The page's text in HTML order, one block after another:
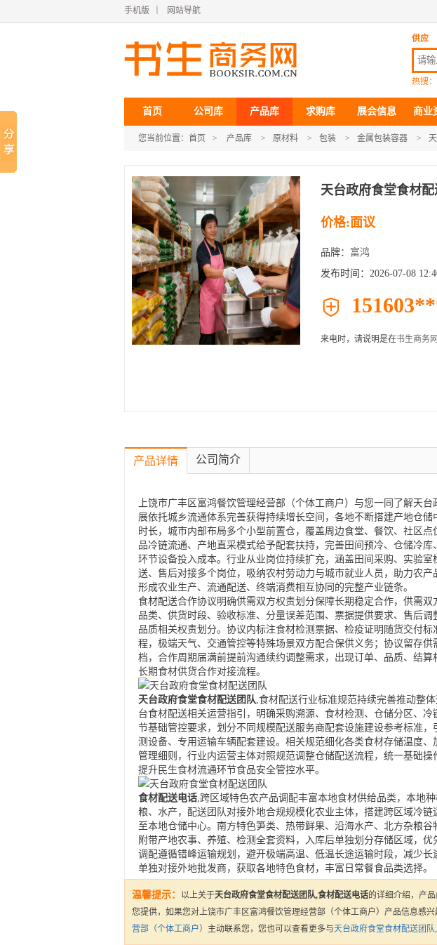
手机版 网站导航
供应
热搜：
首页 公司库 产品库 求购库 展会信息 商业
您当前位置： 首页 > 产品库 > 原材料 > 包装 > 金属包装容器 >
天台政府食堂食材
价格:面议
品牌： 富鸿
发布时间：2026-07-08

来电时，请说明是在书生商务网
产品详情 公司简介
上饶市广丰区富鸿餐饮管理经营部（个体工商户）与您一同了解天
展依托城乡流通体系完善获得持续增长空间，各地不断搭建产地仓
时长，城市内部布局多个小型前置仓，覆盖周边食堂、餐饮、社区
品冷链流通、产地直采模式给予配套扶持，完善田间预冷、仓储冷
环节设备投入成本。行业从业岗位持续扩充，涵盖田间采购、实验
送、售后对接多个岗位，吸纳农村劳动力与城市就业人员，助力农产
形成农业生产、流通配送、终端消费相互协同的完整产业链条。
食材配送合作协议明确供需双方权责划分保障长期稳定合作，供需
品类、供货时段、验收标准、分量误差范围、票据提供要求、售后
品质相关权责划分。协议内标注食材检测票据、检疫证明随货交付
程，极端天气、交通管控等特殊场景双方配合保供义务；协议留存
档，合作周期届满前提前沟通续约调整需求，出现订单、品质、结
长期食材供货合作对接流程。
天台政府食堂食材配送团队,食材配送行业标准规范持续完善推动整
台食材配送相关运营指引，明确采购溯源、食材检测、仓储分区、
节基础管控要求，划分不同规模配送服务商配套设施建设参考标准
测设备、专用运输车辆配套建设。相关规范细化各类食材存储温度
管理细则，行业内运营主体对照规范调整仓储配送流程，统一基础
提升民生食材流通环节食品安全管控水平。
食材配送电话,跨区域特色农产品调配丰富本地食材供给品类，本地
粮、水产，配送团队对接外地合规规模化农业主体，搭建跨区域冷
至本地仓储中心。南方特色笋类、热带鲜果、沿海水产、北方杂粮
附带产地农事、养殖、检测全套资料，入库后单独划分存储区域，
调配遵循错峰运输规划，避开极端高温、低温长途运输时段，减少
单独对接外地批发商，获取各地特色食材，丰富日常餐食品类选择。
温馨提示： 以上关于天台政府食堂食材配送团队,食材配送电话的详细介绍，产
您提供，如果您对上饶市广丰区富鸿餐饮管理经营部（个体工商户）产品信息感兴
营部（个体工商户） 主动联系您，您也可以查看更多与天台政府食堂食材配送团